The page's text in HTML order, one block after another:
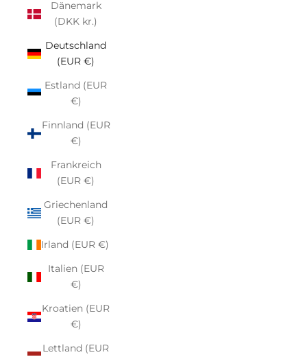
Dänemark
(DKK kr.)
Deutschland
(EUR €)
Estland (EUR
€)
Finnland (EUR
€)
Frankreich
(EUR €)
Griechenland
(EUR €)
Irland (EUR €)
Italien (EUR
€)
Kroatien (EUR
€)
Lettland (EUR